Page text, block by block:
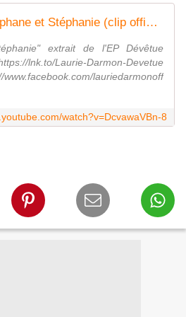
Laurie Darmon - Stéphane et Stéphanie (clip officiel)
extrait de l'EP Dévêtue
lnk.to/Laurie-Darmon-Devetue
lauriedarmonoff
watch?v=DcvawaVBn-8